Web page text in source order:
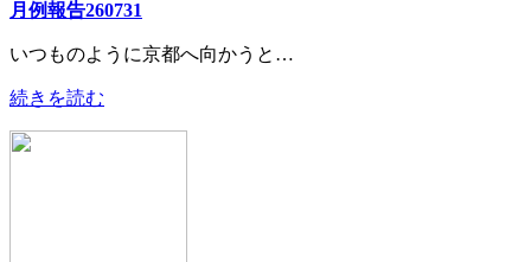
月例報告260731
いつものように京都へ向かうと…
続きを読む